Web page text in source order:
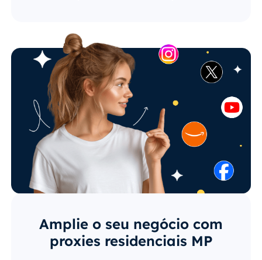
Amplie o seu negócio com
proxies residenciais MP